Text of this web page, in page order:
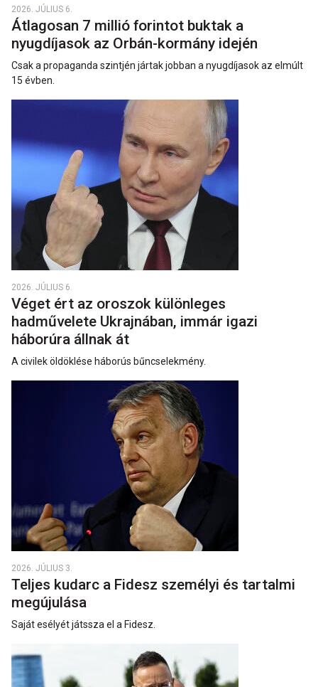
2026. JÚLIUS 6.
Átlagosan 7 millió forintot buktak a
nyugdíjasok az Orbán-kormány idején
Csak a propaganda szintjén jártak jobban a nyugdíjasok az elmúlt
15 évben.
2026. JÚLIUS 6.
Véget ért az oroszok különleges
hadművelete Ukrajnában, immár igazi
háborúra állnak át
A civilek öldöklése háborús bűncselekmény.
2026. JÚLIUS 3.
Teljes kudarc a Fidesz személyi és tartalmi
megújulása
Saját esélyét játssza el a Fidesz.